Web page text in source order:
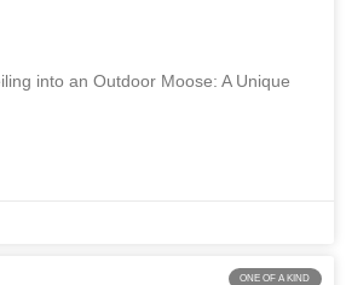
into an Outdoor Moose: A Unique
ONE OF A KIND